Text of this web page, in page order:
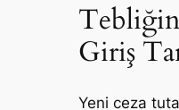
Giriş
Yeni ceza